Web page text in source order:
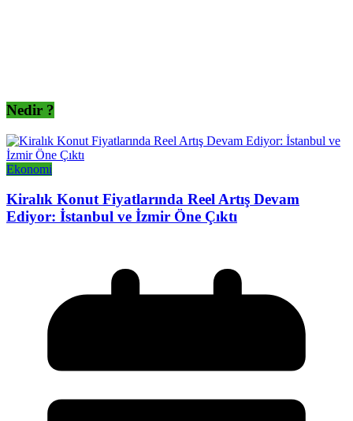
Nedir ?
Ekonomi
Kiralık Konut Fiyatlarında Reel Artış Devam
Ediyor: İstanbul ve İzmir Öne Çıktı